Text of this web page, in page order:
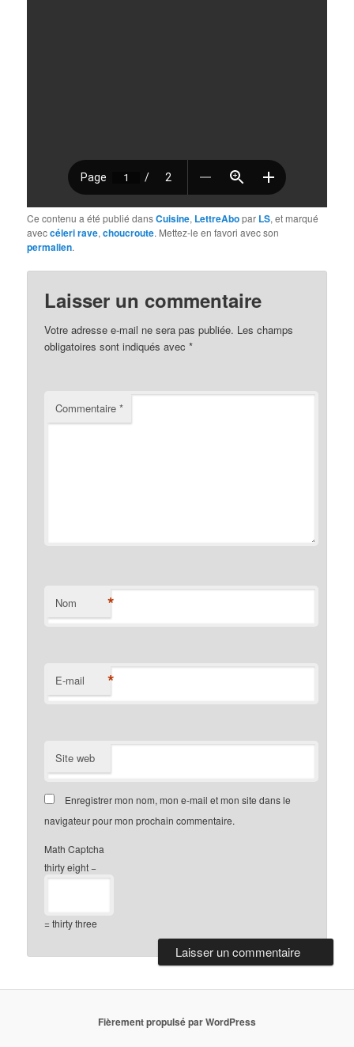
Ce contenu a été publié dansCuisine, LettreAbopar LS, et marqué
aveccéleri rave,choucroute. Mettez-le en favori avec son
permalien.
Laisser un commentaire
Votre adresse e-mail ne sera pas publiée. Les champs
obligatoires sont indiqués avec*
Commentaire*
Nom *
E-mail *
Site web
Enregistrer mon nom, mon e-mail et mon site dans le
navigateur pour mon prochain commentaire.
Math Captcha
thirty eight −
= thirty three
Fièrement propulsé par WordPress